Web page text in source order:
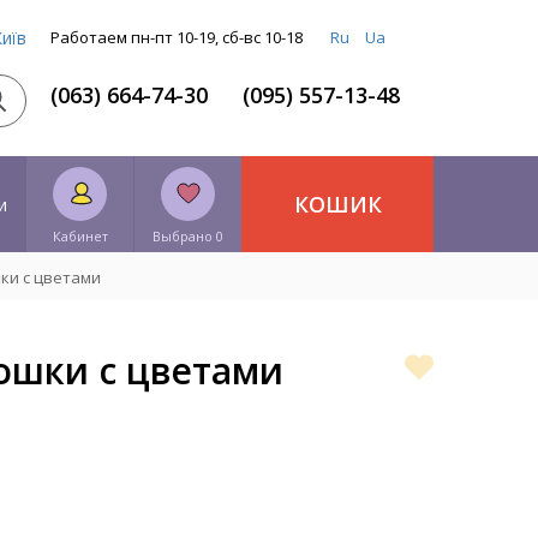
Работаем пн-пт 10-19, сб-вс 10-18 Ru Ua
(063) 664-74-30 (095) 557-13-48
Кабинет Выбрано 0
КОШИК
с цветами
с цветами